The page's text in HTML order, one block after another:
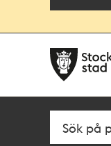
navigationen
huvudinnehållet
Fritextsök